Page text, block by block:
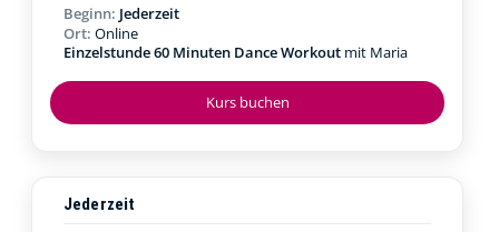
Kurs buchen
Beginn: Jederzeit
Ort: Online
Einzelstunde 60 Minuten Dance Workout mit Maria
Jederzeit